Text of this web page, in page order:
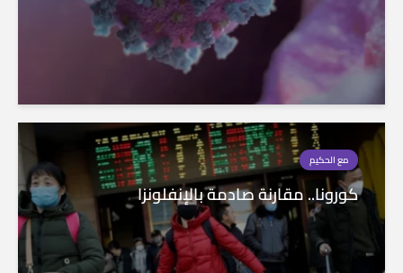
مع الحكيم
كورونا.. مقارنة صادمة بالإنفلونزا